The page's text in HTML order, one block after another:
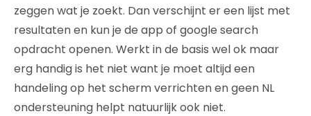
zeggen wat je zoekt. Dan verschijnt er een lijst met
resultaten en kun je de app of google search
opdracht openen. Werkt in de basis wel ok maar
erg handig is het niet want je moet altijd een
handeling op het scherm verrichten en geen NL
ondersteuning helpt natuurlijk ook niet.